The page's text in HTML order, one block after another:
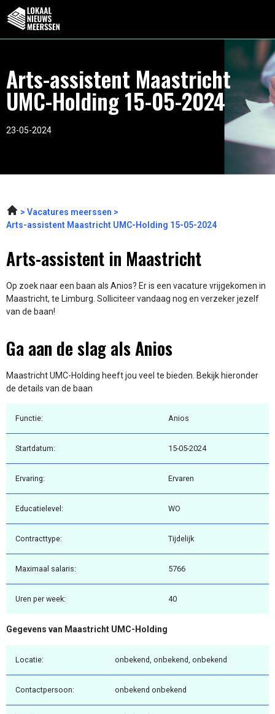
Arts-assistent Maastricht
UMC-Holding 15-05-2024
23-05-2024
Vacatures meerssen
Arts-assistent Maastricht UMC-Holding 15-05-2024
Arts-assistent in Maastricht
Op zoek naar een baan als Anios? Er is een vacature vrijgekomen in
Maastricht, te Limburg. Solliciteer vandaag nog en verzeker jezelf
van de baan!
Ga aan de slag als Anios
Maastricht UMC-Holding heeft jou veel te bieden. Bekijk hieronder
de details van de baan
Functie: Anios
Startdatum: 15-05-2024
Ervaring: Ervaren
Educatielevel: WO
Contracttype: Tijdelijk
Maximaal salaris: 5766
Uren per week: 40
Gegevens van Maastricht UMC-Holding
Locatie: onbekend, onbekend, onbekend
Contactpersoon: onbekend onbekend